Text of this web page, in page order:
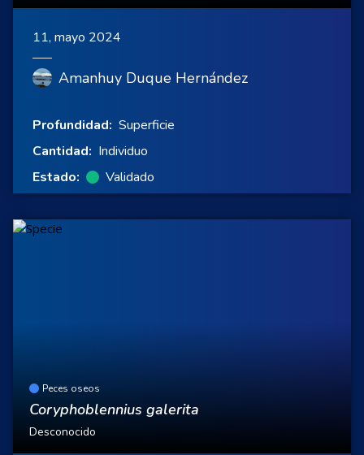
11, mayo 2024
Amanhuy Duque Hernández
Profundidad: Superficie
Cantidad: Individuo
Estado:
Validado
Peces oseos
Coryphoblennius galerita
Desconocido